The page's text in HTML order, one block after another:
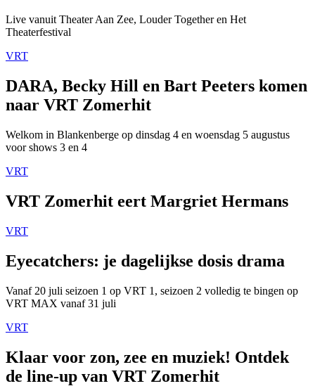
Live vanuit Theater Aan Zee, Louder Together en Het
Theaterfestival
VRT
DARA, Becky Hill en Bart Peeters komen
naar VRT Zomerhit
Welkom in Blankenberge op dinsdag 4 en woensdag 5 augustus
voor shows 3 en 4
VRT
VRT Zomerhit eert Margriet Hermans
VRT
Eyecatchers: je dagelijkse dosis drama
Vanaf 20 juli seizoen 1 op VRT 1, seizoen 2 volledig te bingen op
VRT MAX vanaf 31 juli
VRT
Klaar voor zon, zee en muziek! Ontdek
de line-up van VRT Zomerhit